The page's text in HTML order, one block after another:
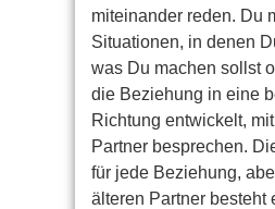
miteinander reden. Du
Situationen, in denen
was Du machen sollst
die Beziehung in eine
Richtung entwickelt,
Partner besprechen.
für jede Beziehung,
älteren Partner besteht